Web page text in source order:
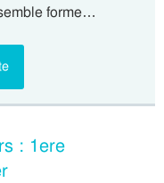
forme…
: 1ere